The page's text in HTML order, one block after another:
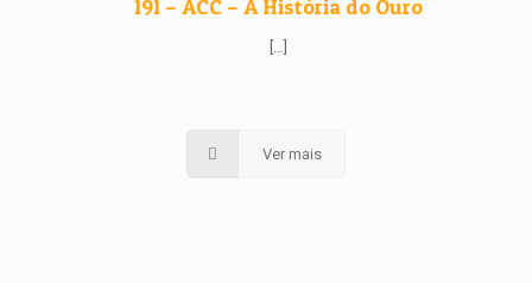
191 – ACC – A História do Ouro
[…]
Ver mais